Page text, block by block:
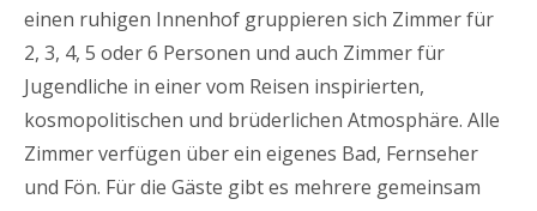
einen ruhigen Innenhof gruppieren sich Zimmer für
2, 3, 4, 5 oder 6 Personen und auch Zimmer für
Jugendliche in einer vom Reisen inspirierten,
kosmopolitischen und brüderlichen Atmosphäre. Alle
Zimmer verfügen über ein eigenes Bad, Fernseher
und Fön. Für die Gäste gibt es mehrere gemeinsam